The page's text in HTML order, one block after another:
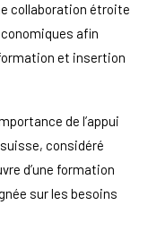
collaboration étroite
afin
et insertion
de l’appui
considéré
d’une formation
sur les besoins